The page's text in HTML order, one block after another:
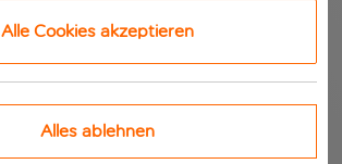
Alle Cookies akzeptieren
Alles ablehnen